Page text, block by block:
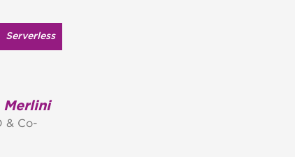
Serverless
Merlini
& Co-